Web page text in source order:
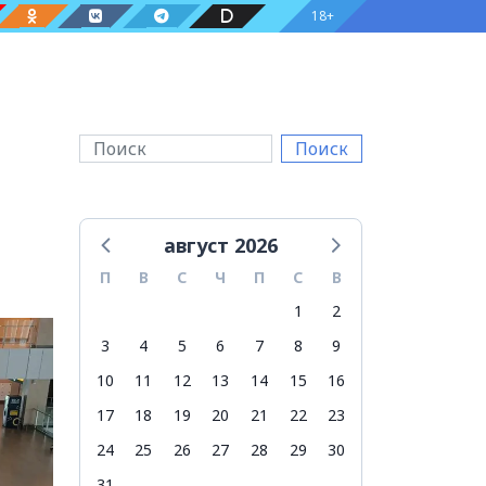
18+
Поиск
август 2026
П В С Ч П С
В
1
2
3
4 5 6 7 8
9
10
11 12 13 14 15
16
17
18 19 20 21 22
23
24
25 26 27 28 29
30